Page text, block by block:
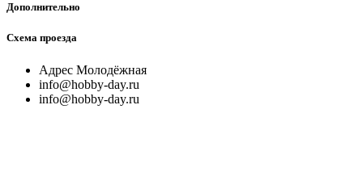
Дополнительно
Схема проезда
Адрес Молодёжная
info@hobby-day.ru
info@hobby-day.ru